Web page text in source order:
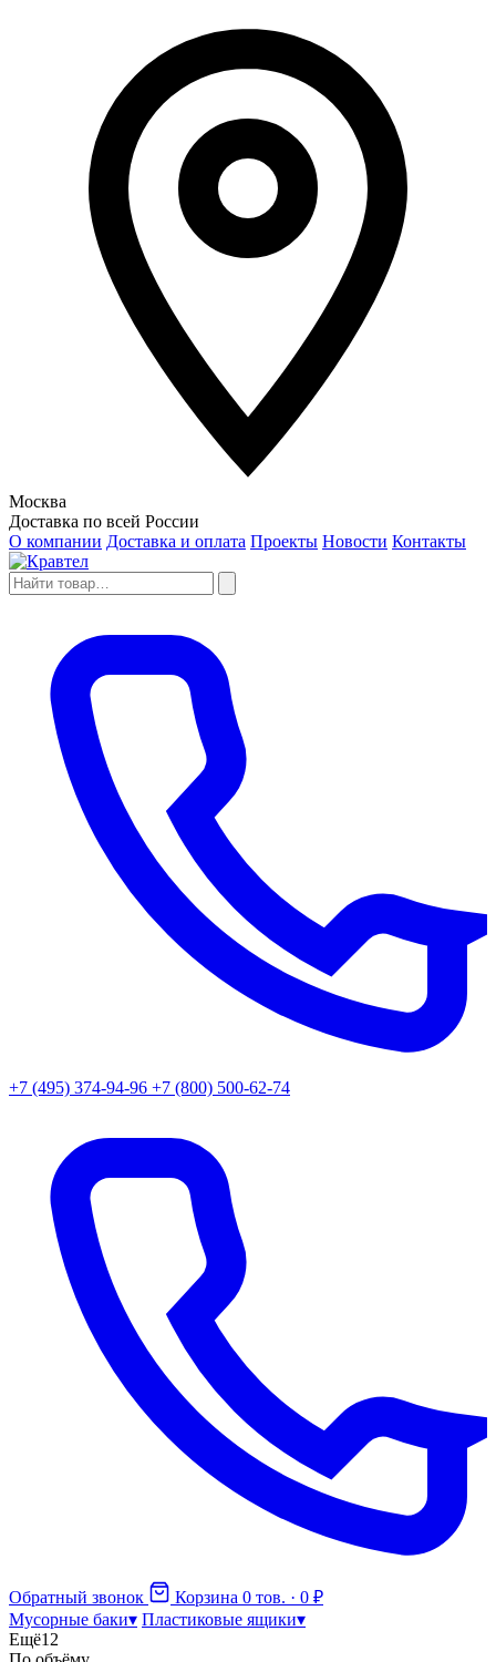
Москва
Доставка по всей России
О компании Доставка и оплата Проекты Новости Контакты
+7 (495) 374-94-96 +7 (800) 500-62-74
Обратный звонок Корзина 0 тов. · 0 ₽
Мусорные баки▾ Пластиковые ящики▾
Ещё12